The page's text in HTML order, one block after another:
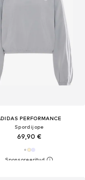
PERFORMANCE
Spordijope
69,90 €